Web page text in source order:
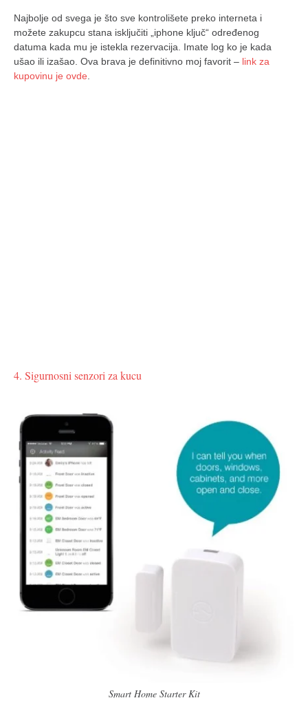
Najbolje od svega je što sve kontrolišete preko interneta i
možete zakupcu stana isključiti „iphone ključ“ određenog
datuma kada mu je istekla rezervacija. Imate log ko je kada
ušao ili izašao. Ova brava je definitivno moj favorit – link za
kupovinu je ovde
4. Sigurnosni senzori za kucu
Smart Home Starter Kit